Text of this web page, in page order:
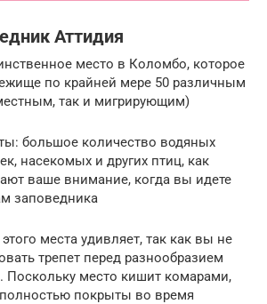
Аттидия
место в Коломбо, которое
по крайней мере 50 различным
так и мигрирующим)
большое количество водяных
насекомых и других птиц, как
ваше внимание, когда вы идете
заповедника
места удивляет, так как вы не
трепет перед разнообразием
Поскольку место кишит комарами,
покрыты во время